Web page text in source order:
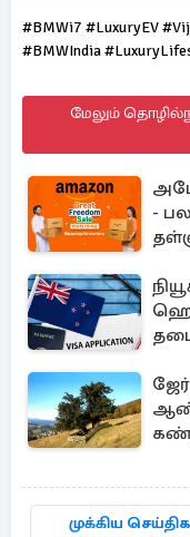
#BMWi7 #LuxuryEV
#BMWIndia
மேலும்
-
முக்கிய